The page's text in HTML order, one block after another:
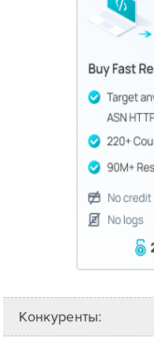
Конкуренты: